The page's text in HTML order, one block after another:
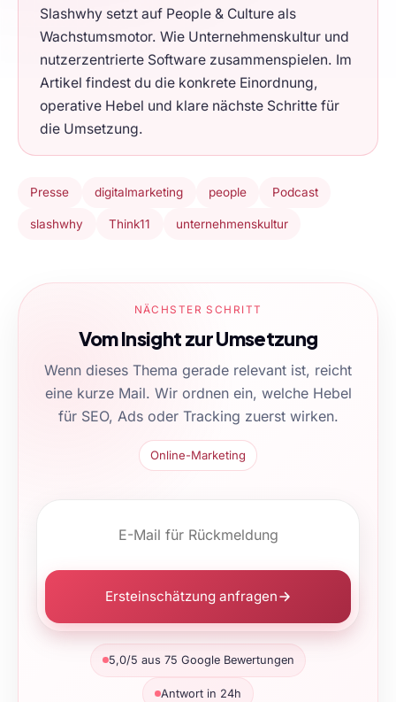
Slashwhy setzt auf People & Culture als
Wachstumsmotor. Wie Unternehmenskultur und
nutzerzentrierte Software zusammenspielen. Im
Artikel findest du die konkrete Einordnung,
operative Hebel und klare nächste Schritte für
die Umsetzung.
Presse digitalmarketing people Podcast
slashwhy Think11 unternehmenskultur
NÄCHSTER SCHRITT
Vom Insight zur Umsetzung
Wenn dieses Thema gerade relevant ist, reicht
eine kurze Mail. Wir ordnen ein, welche Hebel
für SEO, Ads oder Tracking zuerst wirken.
Online-Marketing
Ersteinschätzung anfragen
5,0/5 aus 75 Google Bewertungen
Antwort in 24h